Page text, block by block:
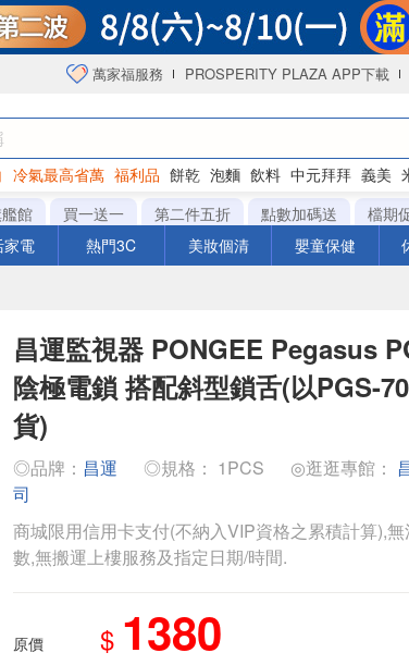
萬家福服務 PROSPERITY PLAZA APP下載
冷氣最高省萬 福利品 餅乾 泡麵 飲料 中元拜拜 義美
館 買一送一 第二件五折 點數加碼送
檔期
家電 熱門3C 美妝個清 嬰童保健
昌運監視器 PONGEE Pegasus
陰極電鎖 搭配斜型鎖舌(以PGS-
貨)
◎品牌： 昌運 ◎規格： 1PCS ◎逛逛專館：
司
商城限用信用卡支付(不納入VIP資格之累積計算),
數,無搬運上樓服務及指定日期/時間.
原價 $ 1380